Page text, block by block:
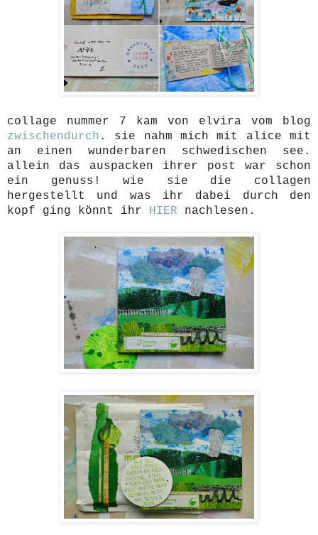
collage nummer 7 kam von elvira vom blog
zwischendurch . sie nahm mich mit alice mit
an einen wunderbaren schwedischen see.
allein das auspacken ihrer post war schon
ein genuss! wie sie die collagen
hergestellt und was ihr dabei durch den
kopf ging könnt ihr HIER nachlesen.